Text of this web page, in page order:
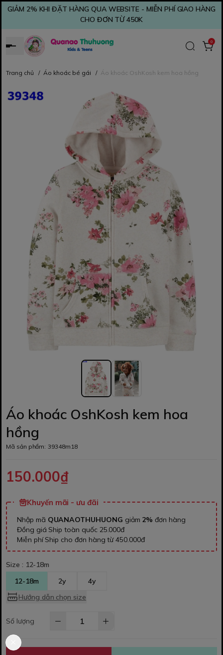
GIẢM 2% KHI ĐẶT HÀNG QUA WEBSITE - MIỄN PHÍ GIAO HÀNG
CHO ĐƠN TỪ 450K
0
Trang chủ / Áo khoác bé gái / Áo khoác OshKosh kem hoa hồng
Áo khoác OshKosh kem hoa
hồng
Mã sản phẩm: 39348m18
150.000₫
Khuyến mãi - ưu đãi
Nhập mã QUANAOTHUHUONG giảm 2% đơn hàng
Đồng giá Ship toàn quốc 25.000đ
Miễn phí Ship cho đơn hàng từ 450.000đ
Size : 12-18m
12-18m
2y
4y
Hướng dẫn chọn size
Số lượng